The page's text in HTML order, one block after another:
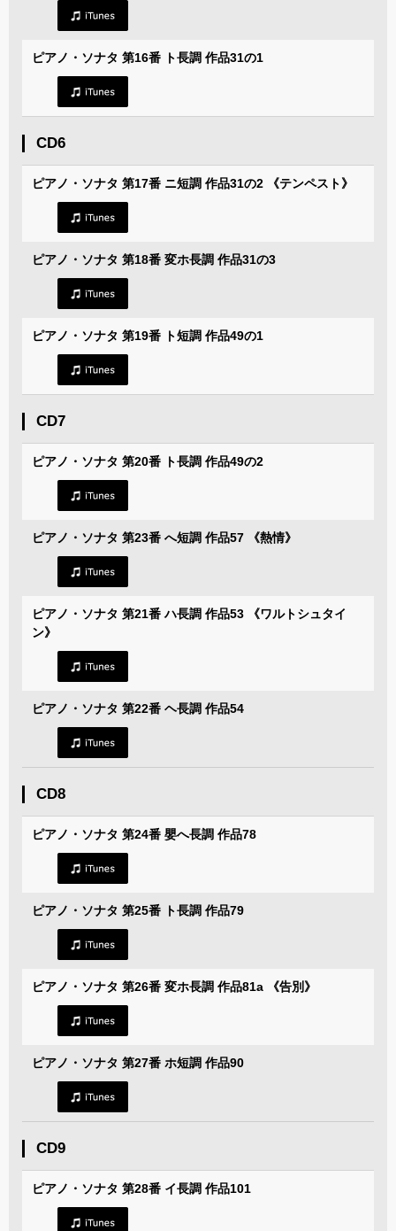
ピアノ・ソナタ 第16番 ト長調 作品31の1
CD6
ピアノ・ソナタ 第17番 ニ短調 作品31の2 《テンペスト》
ピアノ・ソナタ 第18番 変ホ長調 作品31の3
ピアノ・ソナタ 第19番 ト短調 作品49の1
CD7
ピアノ・ソナタ 第20番 ト長調 作品49の2
ピアノ・ソナタ 第23番 へ短調 作品57 《熱情》
ピアノ・ソナタ 第21番 ハ長調 作品53 《ワルトシュタイ
ン》
ピアノ・ソナタ 第22番 ヘ長調 作品54
CD8
ピアノ・ソナタ 第24番 嬰へ長調 作品78
ピアノ・ソナタ 第25番 ト長調 作品79
ピアノ・ソナタ 第26番 変ホ長調 作品81a 《告別》
ピアノ・ソナタ 第27番 ホ短調 作品90
CD9
ピアノ・ソナタ 第28番 イ長調 作品101